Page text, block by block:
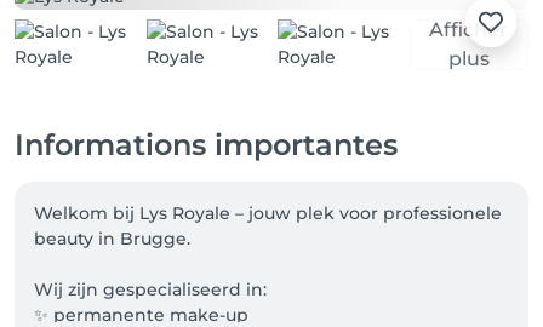
Afficher
plus
Informations importantes
Welkom bij Lys Royale – jouw plek voor professionele
beauty in Brugge.
Wij zijn gespecialiseerd in:
✨ permanente make-up